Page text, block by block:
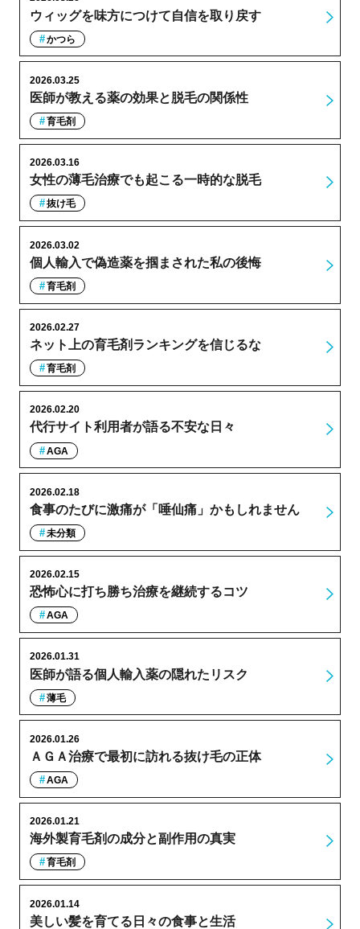
ウィッグを味方につけて自信を取り戻す
かつら
医師が教える薬の効果と脱毛の関係性
2026.03.25
育毛剤
女性の薄毛治療でも起こる一時的な脱毛
2026.03.16
抜け毛
個人輸入で偽造薬を掴まされた私の後悔
2026.03.02
育毛剤
ネット上の育毛剤ランキングを信じるな
2026.02.27
育毛剤
代行サイト利用者が語る不安な日々
2026.02.20
AGA
食事のたびに激痛が「唾仙痛」かもしれません
2026.02.18
未分類
恐怖心に打ち勝ち治療を継続するコツ
2026.02.15
AGA
医師が語る個人輸入薬の隠れたリスク
2026.01.31
薄毛
ＡＧＡ治療で最初に訪れる抜け毛の正体
2026.01.26
AGA
海外製育毛剤の成分と副作用の真実
2026.01.21
育毛剤
美しい髪を育てる日々の食事と生活
2026.01.14